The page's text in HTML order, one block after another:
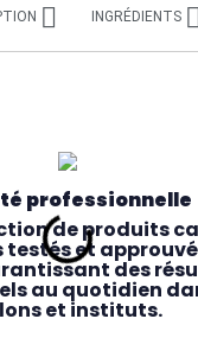
 INGRÉDIENTS 
professionnelle
de produits
et
des
au quotidien
et instituts.